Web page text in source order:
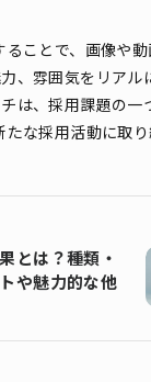
ることで、画像や
、雰囲気をリアル
は、採用課題の一
たな採用活動に取
とは？種類・
や魅力的な他